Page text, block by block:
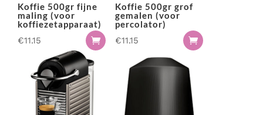
Koffie 500gr fijne
maling (voor
koffiezetapparaat)
€11.15 
Koffie 500gr grof
gemalen (voor
percolator)
€11.15 